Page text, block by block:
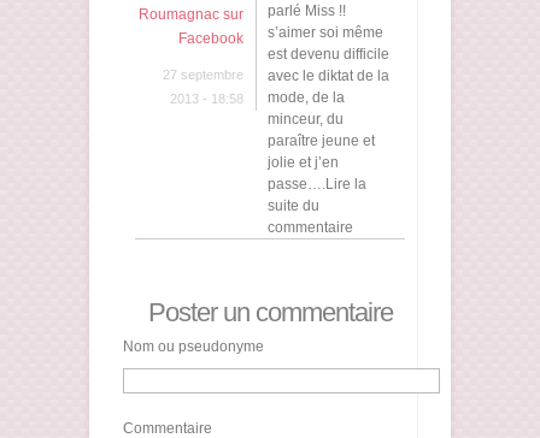
Roumagnac sur
Facebook
27 septembre
2013 - 18:58
parlé Miss !!
s’aimer soi même
est devenu difficile
avec le diktat de la
mode, de la
minceur, du
paraître jeune et
jolie et j’en
passe….Lire la
suite du
commentaire
Poster un commentaire
Nom ou pseudonyme
Commentaire